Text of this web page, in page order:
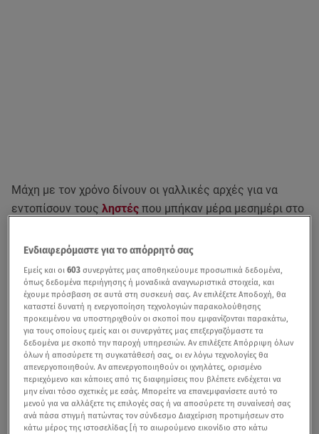
Μάχη με τον χρόνο δίνουν οι γαλλικές αρχές για να
εντοπίσουν τους ληστές που μπήκαν μέρα μεσημέρι στο
έκλεψανκοσμήματαανεκτίμητης αξίας που εκτίθονταν
στο μουσείο.
Τις έρευνες έχει αναλάβειη εξειδικευμένη αστυνομική
μονάδα BRB (Brigade de Répression du Banditisme) του
Παρισιού.Πρόκειται για μια απότις πιο διάσημες
ομάδες της αστυνομίας, με μακρά εμπειρία σε ληστείες
υψηλού προφίλ, όπως αυτή του δαχτυλιδιού αρραβώνα
της Κιμ Καρντάσιαν το 2016.
Ενδιαφερόμαστε για το απόρρητό σας
Εμείς και οι603 συνεργάτες μας αποθηκεύουμε προσωπικά δεδομένα,
όπως δεδομένα περιήγησης ή μοναδικά αναγνωριστικά στοιχεία, και
έχουμε πρόσβαση σε αυτά στη συσκευή σας. Αν επιλέξετε Αποδοχή, θα
καταστεί δυνατή η ενεργοποίηση τεχνολογιών παρακολούθησης
προκειμένου να υποστηριχθούν οι σκοποί που εμφανίζονται παρακάτω,
για τους οποίους εμείς και οι συνεργάτες μας επεξεργαζόμαστε τα
δεδομένα με σκοπό την παροχή υπηρεσιών. Αν επιλέξετε Απόρριψη όλων
όλων ή αποσύρετε τη συγκατάθεσή σας, οι εν λόγω τεχνολογίες θα
απενεργοποιηθούν. Αν απενεργοποιηθούν οι ιχνηλάτες, ορισμένο
περιεχόμενο και κάποιες από τις διαφημίσεις που βλέπετε ενδέχεται να
μην είναι τόσο σχετικές με εσάς. Μπορείτε να επανεμφανίσετε αυτό το
μενού για να αλλάξετε τις επιλογές σας ή να αποσύρετε τη συναίνεσή σας
ανά πάσα στιγμή πατώντας τον σύνδεσμο Διαχείριση προτιμήσεων στο
κάτω μέρος της ιστοσελίδας [ή το αιωρούμενο εικονίδιο στο κάτω